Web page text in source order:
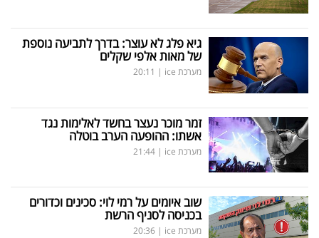
גיא פלג לא עוצר: בדרך לתביעה נוספת
של מאות אלפי שקלים
מערכת ice |
20:11
זמר מוכר נעצר בחשד לאלימות נגד
אשתו: ההופעה הערב בוטלה
מערכת ice |
21:44
שוב איומים על רמי לוי: סכינים וכדורים
בכניסה לסניף הרשת
מערכת ice |
20:36